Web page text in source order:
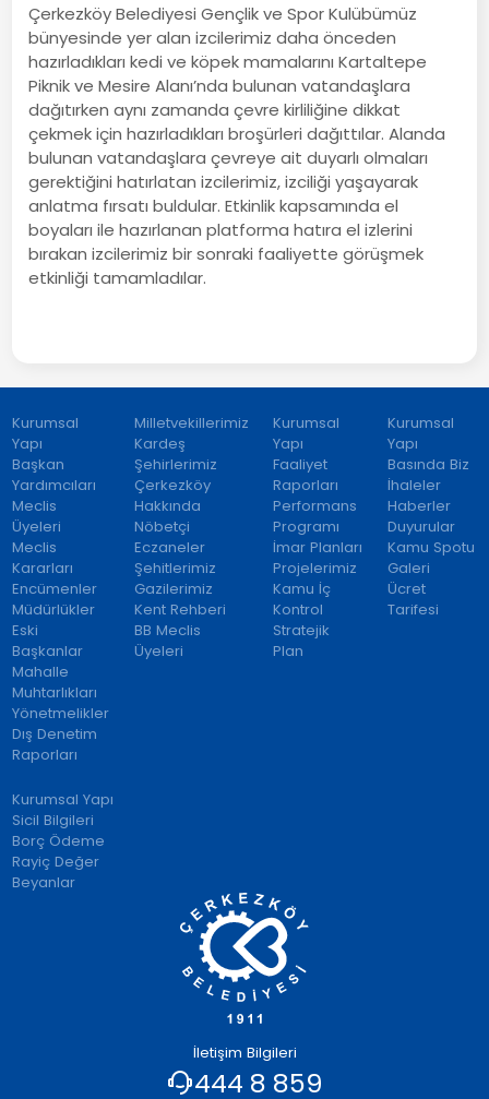
Çerkezköy Belediyesi Gençlik ve Spor Kulübümüz
bünyesinde yer alan izcilerimiz daha önceden
hazırladıkları kedi ve köpek mamalarını Kartaltepe
Piknik ve Mesire Alanı’nda bulunan vatandaşlara
dağıtırken aynı zamanda çevre kirliliğine dikkat
çekmek için hazırladıkları broşürleri dağıttılar. Alanda
bulunan vatandaşlara çevreye ait duyarlı olmaları
gerektiğini hatırlatan izcilerimiz, izciliği yaşayarak
anlatma fırsatı buldular. Etkinlik kapsamında el
boyaları ile hazırlanan platforma hatıra el izlerini
bırakan izcilerimiz bir sonraki faaliyette görüşmek
etkinliği tamamladılar.
Kurumsal
Yapı
Başkan
Yardımcıları
Meclis
Üyeleri
Meclis
Kararları
Encümenler
Müdürlükler
Eski
Başkanlar
Mahalle
Muhtarlıkları
Yönetmelikler
Dış Denetim
Raporları
Milletvekillerimiz
Kardeş
Şehirlerimiz
Çerkezköy
Hakkında
Nöbetçi
Eczaneler
Şehitlerimiz
Gazilerimiz
Kent Rehberi
BB Meclis
Üyeleri
Kurumsal
Yapı
Faaliyet
Raporları
Performans
Programı
İmar Planları
Projelerimiz
Kamu İç
Kontrol
Stratejik
Plan
Kurumsal
Yapı
Basında Biz
İhaleler
Haberler
Duyurular
Kamu Spotu
Galeri
Ücret
Tarifesi
Kurumsal Yapı
Sicil Bilgileri
Borç Ödeme
Rayiç Değer
Beyanlar
İletişim Bilgileri
444 8 859